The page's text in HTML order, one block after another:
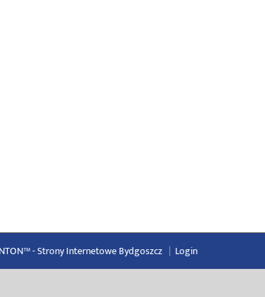
-Strony Internetowe Bydgoszcz | Login